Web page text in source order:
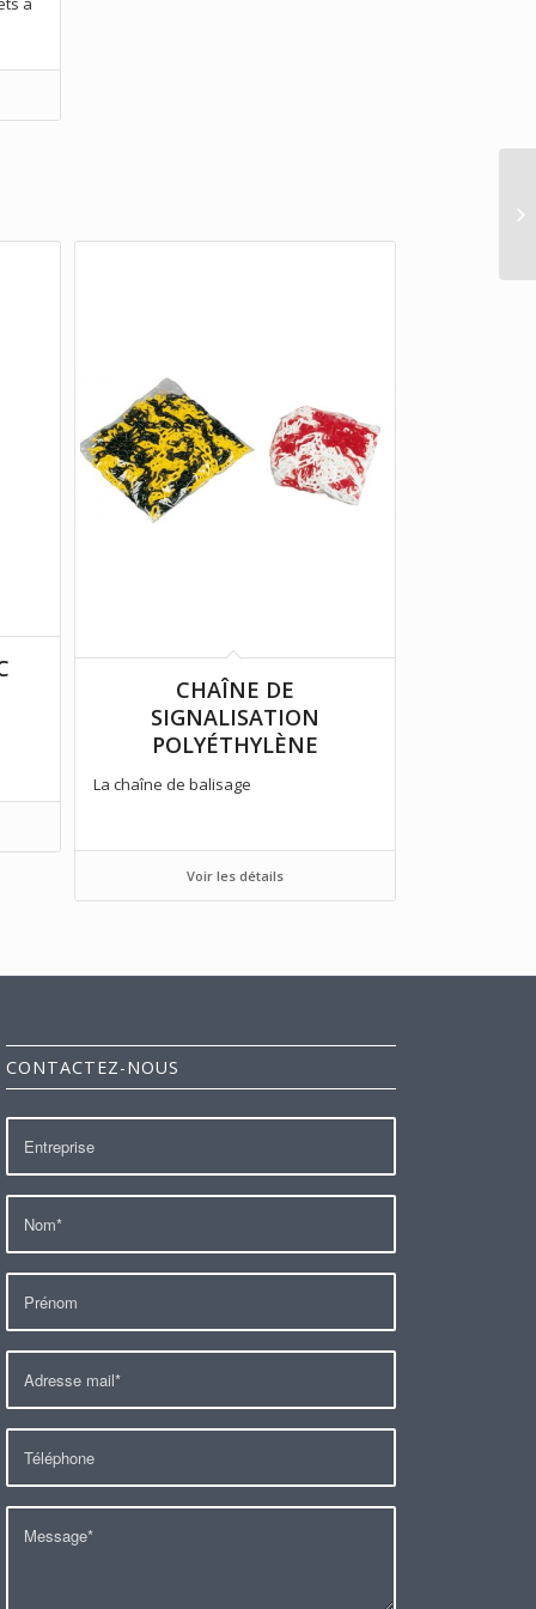
CHAÎNE DE
SIGNALISATION
POLYÉTHYLÈNE
La chaîne de balisage
Voir les détails
CONTACTEZ-NOUS